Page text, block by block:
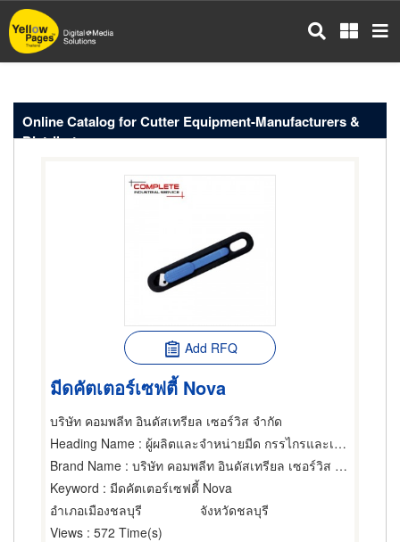
Skip
to
main
Online Catalog for Cutter Equipment-Manufacturers &
Distributors
Add RFQ
มีดคัตเตอร์เซฟตี้ Nova
บริษัท คอมพลีท อินดัสเทรียล เซอร์วิส จำกัด
Heading Name : ผู้ผลิตและจำหน่ายมีด กรรไกรและเครื่องตัด
Brand Name : บริษัท คอมพลีท อินดัสเทรียล เซอร์วิส จำกัด
Keyword : มีดคัตเตอร์เซฟตี้ Nova
อำเภอเมืองชลบุรี
จังหวัดชลบุรี
Views : 572 Time(s)